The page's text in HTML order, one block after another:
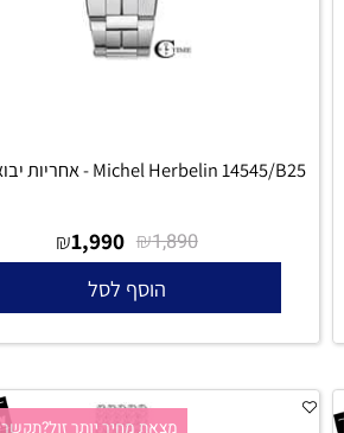
Michel Herbelin 14545/B25 - אחריות יבואן רשמי